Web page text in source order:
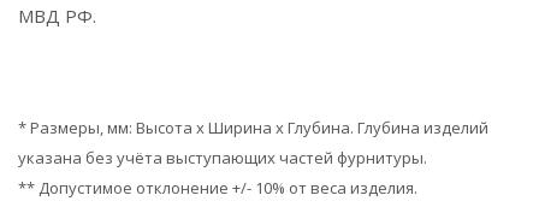
МВД РФ.
* Размеры, мм: Высота x Ширина x Глубина. Глубина изделий
указана без учёта выступающих частей фурнитуры.
** Допустимое отклонение +/- 10% от веса изделия.